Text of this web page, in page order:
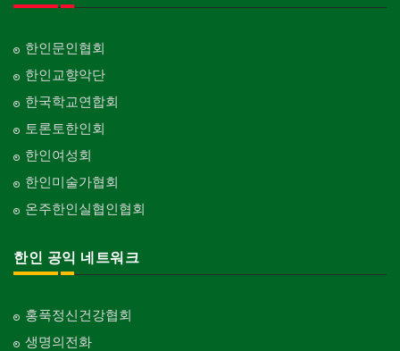
한인문인협회
한인교향악단
한국학교연합회
토론토한인회
한인여성회
한인미술가협회
온주한인실협인협회
한인 공익 네트워크
홍푹정신건강협회
생명의전화